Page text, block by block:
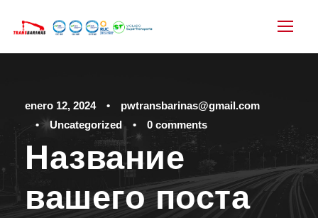
enero 12, 2024 •
pwtransbarinas@gmail.com
•
Uncategorized • 0 comments
Название
вашего поста